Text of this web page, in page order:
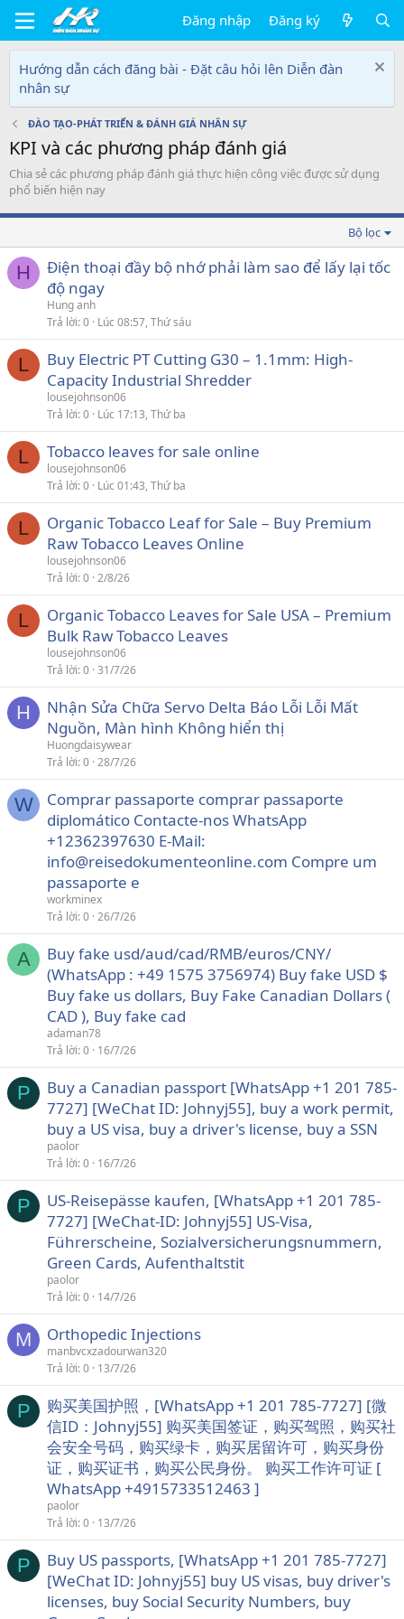
Đăng nhập Đăng ký
Hướng dẫn cách đăng bài - Đặt câu hỏi lên Diễn đàn
nhân sự
ĐÀO TẠO-PHÁT TRIỂN & ĐÁNH GIÁ NHÂN SỰ
KPI và các phương pháp đánh giá
Chia sẻ các phương pháp đánh giá thực hiện công việc được sử dụng
phổ biến hiện nay
Bộ lọc
H
Điện thoại đầy bộ nhớ phải làm sao để lấy lại tốc
độ ngay
Hung anh
Trả lời 0 Lúc 08:57, Thứ sáu
L
Buy Electric PT Cutting G30 – 1.1mm: High-
Capacity Industrial Shredder
lousejohnson06
Trả lời 0 Lúc 17:13, Thứ ba
L Tobacco leaves for sale online
lousejohnson06
Trả lời 0 Lúc 01:43, Thứ ba
L
Organic Tobacco Leaf for Sale – Buy Premium
Raw Tobacco Leaves Online
lousejohnson06
Trả lời 0 2/8/26
L
Organic Tobacco Leaves for Sale USA – Premium
Bulk Raw Tobacco Leaves
lousejohnson06
Trả lời 0 31/7/26
H
Nhận Sửa Chữa Servo Delta Báo Lỗi Lỗi Mất
Nguồn, Màn hình Không hiển thị
Huongdaisywear
Trả lời 0 28/7/26
W
Comprar passaporte comprar passaporte
diplomático Contacte-nos WhatsApp
+12362397630 E-Mail:
info@reisedokumenteonline.com Compre um
passaporte e
workminex
Trả lời 0 26/7/26
A
Buy fake usd/aud/cad/RMB/euros/CNY/
(WhatsApp : +49 1575 3756974) Buy fake USD $
Buy fake us dollars, Buy Fake Canadian Dollars (
CAD ), Buy fake cad
adaman78
Trả lời 0 16/7/26
P
Buy a Canadian passport [WhatsApp +1 201 785-
7727] [WeChat ID: Johnyj55], buy a work permit,
buy a US visa, buy a driver's license, buy a SSN
paolor
Trả lời 0 16/7/26
P
US-Reisepässe kaufen, [WhatsApp +1 201 785-
7727] [WeChat-ID: Johnyj55] US-Visa,
Führerscheine, Sozialversicherungsnummern,
Green Cards, Aufenthaltstit
paolor
Trả lời 0 14/7/26
M Orthopedic Injections
manbvcxzadourwan320
Trả lời 0 13/7/26
P
购买美国护照，[WhatsApp +1 201 785-7727] [微
信ID：Johnyj55] 购买美国签证，购买驾照，购买社
会安全号码，购买绿卡，购买居留许可，购买身份
证，购买证书，购买公民身份。 购买工作许可证 [
WhatsApp +4915733512463 ]
paolor
Trả lời 0 13/7/26
P
Buy US passports, [WhatsApp +1 201 785-7727]
[WeChat ID: Johnyj55] buy US visas, buy driver's
licenses, buy Social Security Numbers, buy